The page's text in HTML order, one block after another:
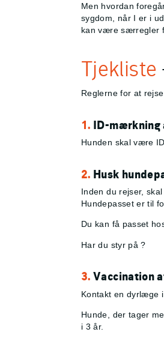
Men hvordan
sygdom, når I er i
kan være særregler
Tjekliste
Reglerne for at
1. ID-mærkning
Hunden skal være
2. Husk
Inden du rejser,
Hundepasset er til
Du kan få passet
Har du styr på?
3. Vaccination
Kontakt en dyrlæge
Hunde, der tager
i 3 år.